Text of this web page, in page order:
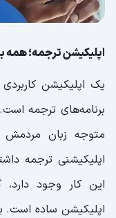
اپلیکیشن‌ ترجمه؛ همه
یک اپلیکیشن
برنامه‌های ترجمه
متوجه زبان مردمش
اپلیکیشنی ترجمه
این کار وجود
اپلیکیشن ساده است.